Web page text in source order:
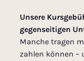
Unsere
gegenseitigen
Manche tragen
zahlen können –